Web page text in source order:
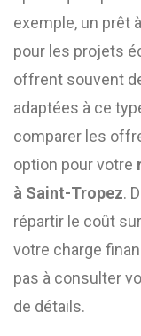
exemple, un prêt
pour les projets
offrent souvent
adaptées à ce
comparer les
option pour votre
à Saint-Tropez.
répartir le coût
votre charge
pas à consulter
de détails.